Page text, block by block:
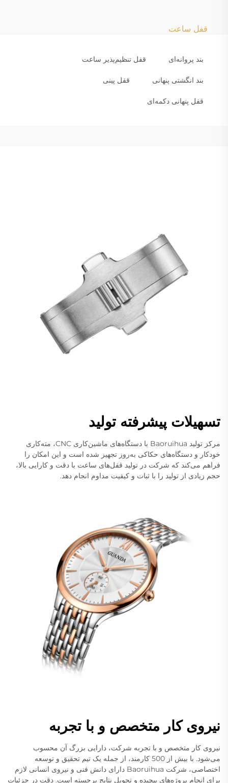
قفل ساعت
بند پروانه‌ای قفل تنظیم‌پذیر ساعت
بند انگشتی پنهانی قفل پینی
قفل پنهانی دکمه‌ای
تسهیلات پیشرفته تولید
مرکز تولید Baoruihua با دستگاه‌های ماشین‌کاری CNC، مته‌کاری
خودکار و دستگاه‌های حکاکی به‌روز تجهیز شده است و این امکان را
فراهم می‌کند که شرکت در تولید قفل‌های ساعت با دقت و کارایی بالا،
حجم زیادی از تولید را با ثبات و کیفیت مداوم انجام دهد.
نیروی کار متخصص و با تجربه
نیروی کار متخصص و با تجربه شرکت، دارایی بزرگ آن محسوب
می‌شود. با بیش از 500 کارمند، از جمله یک تیم تحقیق و توسعه
اختصاصی، شرکت Baoruihua دارای دانش فنی و نیروی انسانی لازم
برای انجام پروژه‌های پیچیده و تحویل نتایج برجسته است. دقت در جزئیات